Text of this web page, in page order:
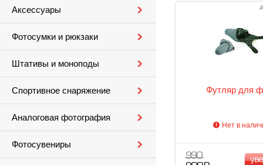
Аксессуары
Фотосумки и рюкзаки
Штативы и моноподы
Спортивное снаряжение
Аналоговая фотография
Фотосувениры
Футляр для
Нет в
990